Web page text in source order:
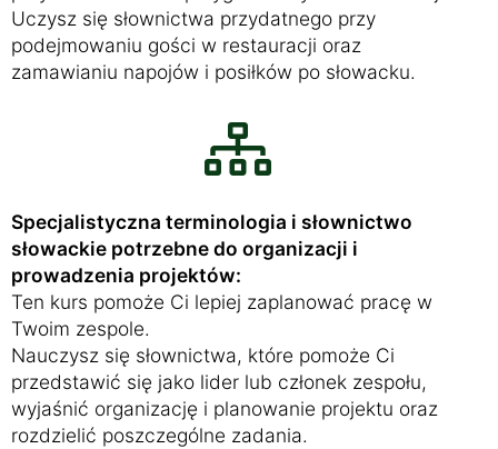
Uczysz się słownictwa przydatnego przy
podejmowaniu gości w restauracji oraz
zamawianiu napojów i posiłków po słowacku.
Specjalistyczna terminologia i słownictwo
słowackie potrzebne do organizacji i
prowadzenia projektów:
Ten kurs pomoże Ci lepiej zaplanować pracę w
Twoim zespole.
Nauczysz się słownictwa, które pomoże Ci
przedstawić się jako lider lub członek zespołu,
wyjaśnić organizację i planowanie projektu oraz
rozdzielić poszczególne zadania.